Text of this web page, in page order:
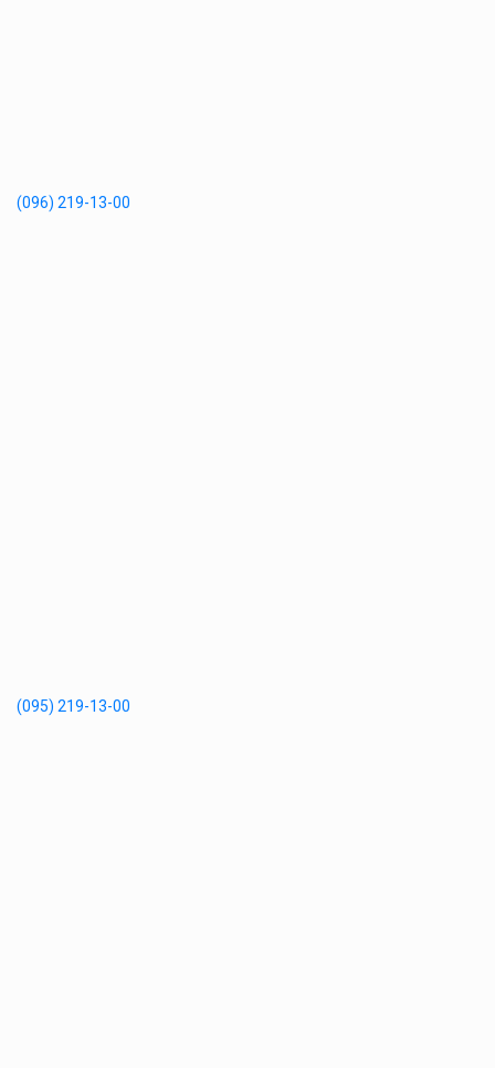
(096) 219-13-00
(095) 219-13-00